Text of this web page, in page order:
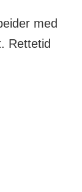
med
Rettetid